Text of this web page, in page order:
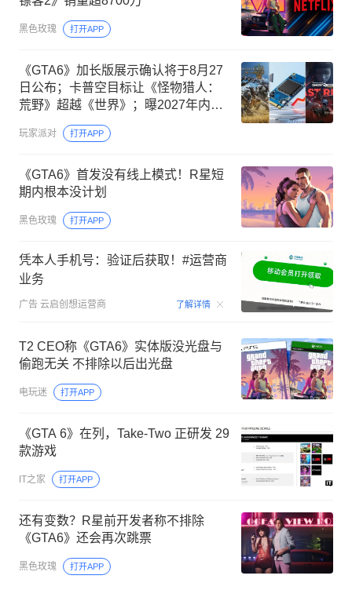
黑色玫瑰 打开APP
《GTA6》加长版展示确认将于8月27
日公布；卡普空目标让《怪物猎人：
荒野》超越《世界》；曝2027年内存
与SSD供应将大幅减少
玩家派对 打开APP
《GTA6》首发没有线上模式！R星短
期内根本没计划
黑色玫瑰 打开APP
凭本人手机号：验证后获取！#运营商
业务
广告 云启创想运营商 了解详情 00:15
T2 CEO称《GTA6》实体版没光盘与
偷跑无关 不排除以后出光盘
电玩迷 打开APP
《GTA 6》在列，Take-Two 正研发 29
款游戏
IT之家 打开APP
还有变数？R星前开发者称不排除
《GTA6》还会再次跳票
黑色玫瑰 打开APP